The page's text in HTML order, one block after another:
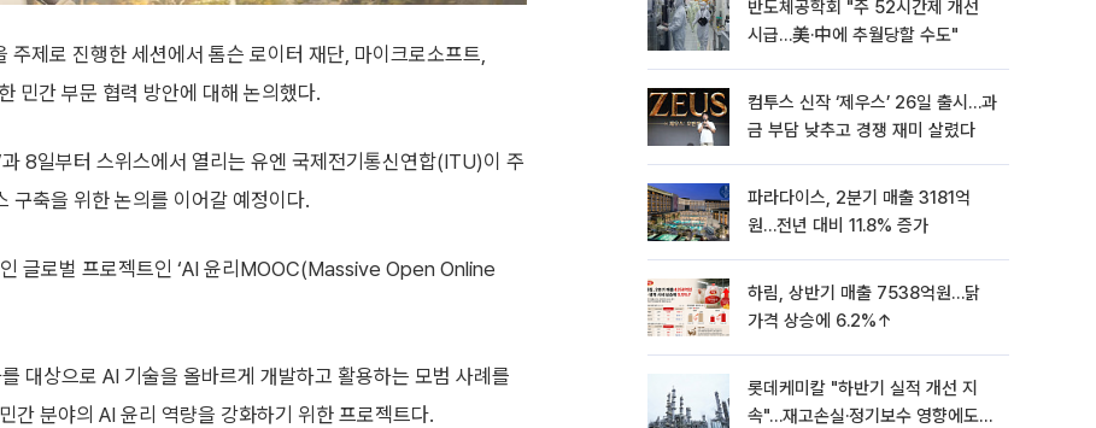
주제로 진행한 세션에서 톰슨 로이터 재단, 마이크로소프트,
민간 부문 협력 방안에 대해 논의했다.
8일부터 스위스에서 열리는 유엔 국제전기통신연합(ITU)이 주
구축을 위한 논의를 이어갈 예정이다.
글로벌 프로젝트인 ‘AI 윤리MOOC(Massive Open Online
대상으로 AI 기술을 올바르게 개발하고 활용하는 모범 사례를
간 분야의 AI 윤리 역량을 강화하기 위한 프로젝트다.
반도체공학회 "주 52시간제 개선
시급…美·中에 추월당할 수도"
컴투스 신작 ‘제우스’ 26일 출시…과
금 부담 낮추고 경쟁 재미 살렸다
파라다이스, 2분기 매출 3181억
원…전년 대비 11.8% 증가
하림, 상반기 매출 7538억원…닭
가격 상승에 6.2%↑
롯데케미칼 "하반기 실적 개선 지
속"…재고손실·정기보수 영향에도